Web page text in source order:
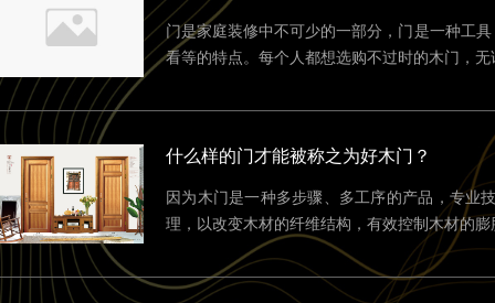
门是家庭装修中不可少的一部分，门是一种工
看等的特点。每个人都想选购不过时的木门，
什么样的门才能被称之为好木门？
因为木门是一种多步骤、多工序的产品，专业
理，以改变木材的纤维结构，有效控制木材的